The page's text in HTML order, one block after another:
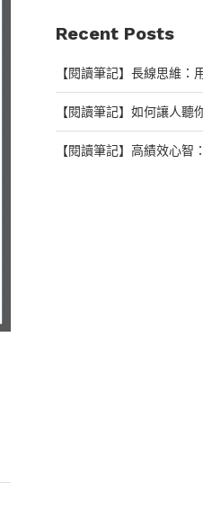
Recent Posts
【閱讀筆記】長線思維：
【閱讀筆記】如何讓人
【閱讀筆記】高績效心智